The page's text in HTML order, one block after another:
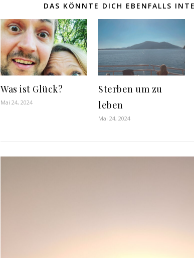
DAS KÖNNTE DICH EBENFALLS
Was ist Glück?
Mai 24, 2024
Sterben um zu
leben
Mai 24, 2024